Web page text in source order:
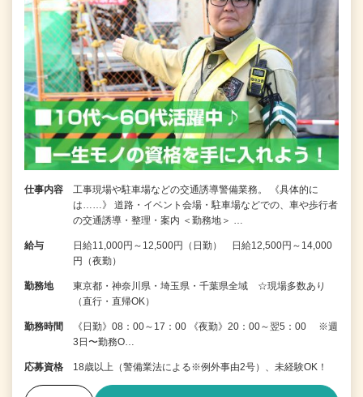
仕事内容
工事現場や駐車場などの交通誘導警備業務。 《具体的に
は……》 道路・イベント会場・駐車場などでの、車や歩行者
の交通誘導・整理・案内 ＜勤務地＞ …
給与
日給11,000円～12,500円（日勤） 日給12,500円～14,000
円（夜勤）
勤務地
東京都・神奈川県・埼玉県・千葉県全域 ☆現場多数あり
（直行・直帰OK）
勤務時間
《日勤》08：00～17：00 《夜勤》20：00～翌5：00 ※週
3日〜勤務O…
応募資格 18歳以上（警備業法による※例外事由2号）、未経験OK！